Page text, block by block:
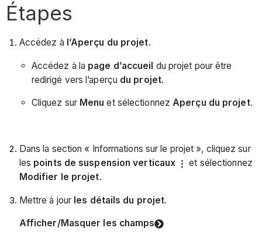
Étapes
Accédez à l’Aperçu du projet.
Accédez à la page d’accueil du projet pour être
redirigé vers l’aperçu du projet.
Cliquez sur Menu et sélectionnezAperçu du projet.
Dans la section « Informations sur le projet », cliquez sur
les points de suspension verticaux
et sélectionnez
Modifier le projet.
Mettre à jour les détails du projet.
Afficher/Masquer les champs